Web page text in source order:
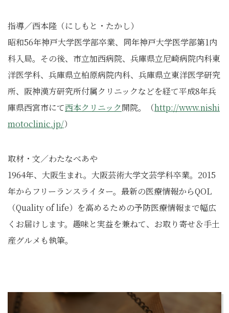
指導／西本隆（にしもと・たかし）
昭和56年神戸大学医学部卒業、同年神戸大学医学部第1内
科入局。その後、市立加西病院、兵庫県立尼崎病院内科東
洋医学科、兵庫県立柏原病院内科、兵庫県立東洋医学研究
所、阪神漢方研究所付属クリニックなどを経て平成8年兵
庫県西宮市にて西本クリニック開院。（http://www.nishi
motoclinic.jp/）
取材・文／わたなべあや
1964年、大阪生まれ。大阪芸術大学文芸学科卒業。2015
年からフリーランスライター。最新の医療情報からQOL
（Quality of life）を高めるための予防医療情報まで幅広
くお届けします。趣味と実益を兼ねて、お取り寄せ＆手土
産グルメも執筆。